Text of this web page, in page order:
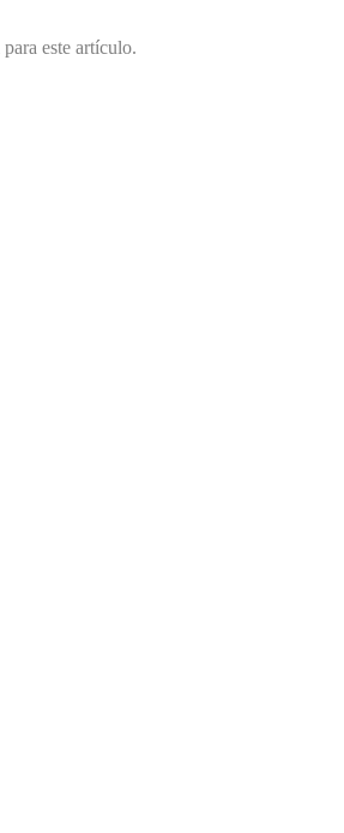
para este artículo.